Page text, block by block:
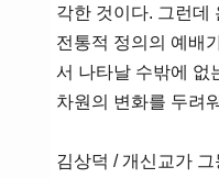
각한 것이다. 그런데
전통적 정의의 예배
서 나타날 수밖에 없
차원의 변화를 두려
김상덕 / 개신교가